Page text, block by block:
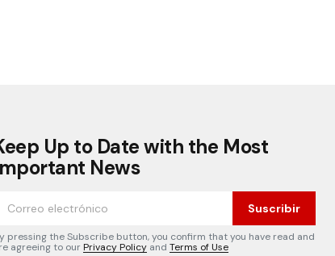
Up to Date with the Most
News
Suscribir
pressing the Subscribe button, you confirm that you have read and
agreeing to ourPrivacy Policy and Terms of Use